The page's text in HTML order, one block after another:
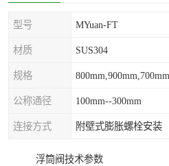
型号 MYuan-FT
材质 SUS304
规格
公称通径 100mm--300mm
连接方式 附壁式膨胀螺栓安装
浮筒阀技术参数